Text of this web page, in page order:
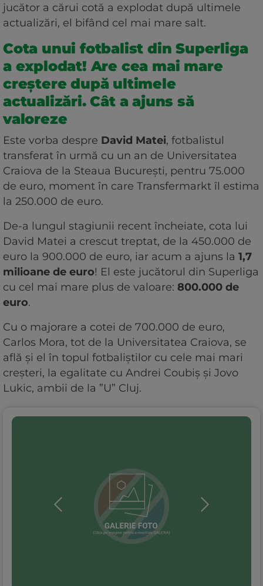
jucător a cărui cotă a explodat după ultimele
actualizări, el bifând cel mai mare salt.
Cota unui fotbalist din Superliga
a explodat! Are cea mai mare
creștere după ultimele
actualizări. Cât a ajuns să
valoreze
Este vorba despre David Matei, fotbalistul
transferat în urmă cu un an de Universitatea
Craiova de la Steaua București, pentru 75.000
de euro, moment în care Transfermarkt îl estima
la 250.000 de euro.
De-a lungul stagiunii recent încheiate, cota lui
David Matei a crescut treptat, de la 450.000 de
euro la 900.000 de euro, iar acum a ajuns la 1,7
milioane de euro! El este jucătorul din Superliga
cu cel mai mare plus de valoare: 800.000 de
euro.
Cu o majorare a cotei de 700.000 de euro,
Carlos Mora, tot de la Universitatea Craiova, se
află și el în topul fotbaliștilor cu cele mai mari
creșteri, la egalitate cu Andrei Coubiș și Jovo
Lukic, ambii de la ”U” Cluj.